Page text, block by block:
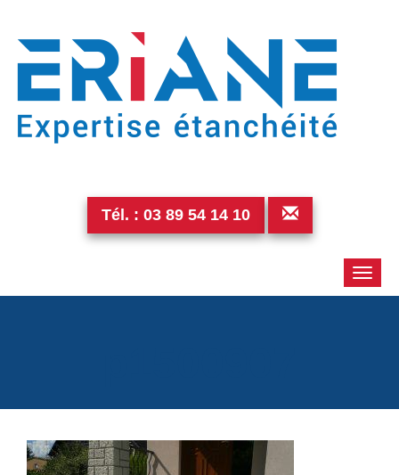
Tél. : 03 89 54 14 10
Toggle